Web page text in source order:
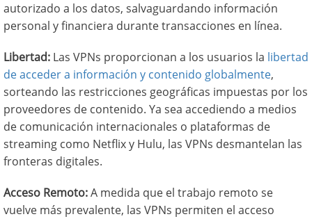
autorizado a los datos, salvaguardando información
personal y financiera durante transacciones en línea.
Libertad: Las VPNs proporcionan a los usuarios la libertad
de acceder a información y contenido globalmente,
sorteando las restricciones geográficas impuestas por los
proveedores de contenido. Ya sea accediendo a medios
de comunicación internacionales o plataformas de
streaming como Netflix y Hulu, las VPNs desmantelan las
fronteras digitales.
Acceso Remoto:A medida que el trabajo remoto se
vuelve más prevalente, las VPNs permiten el acceso